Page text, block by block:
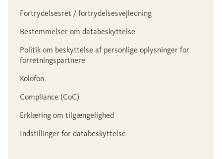
Fortrydelsesret / fortrydelsesvejledning
Bestemmelser om databeskyttelse
Politik om beskyttelse af personlige oplysninger for
forretningspartnere
Kolofon
Compliance (CoC)
Erklæring om tilgængelighed
Indstillinger for databeskyttelse